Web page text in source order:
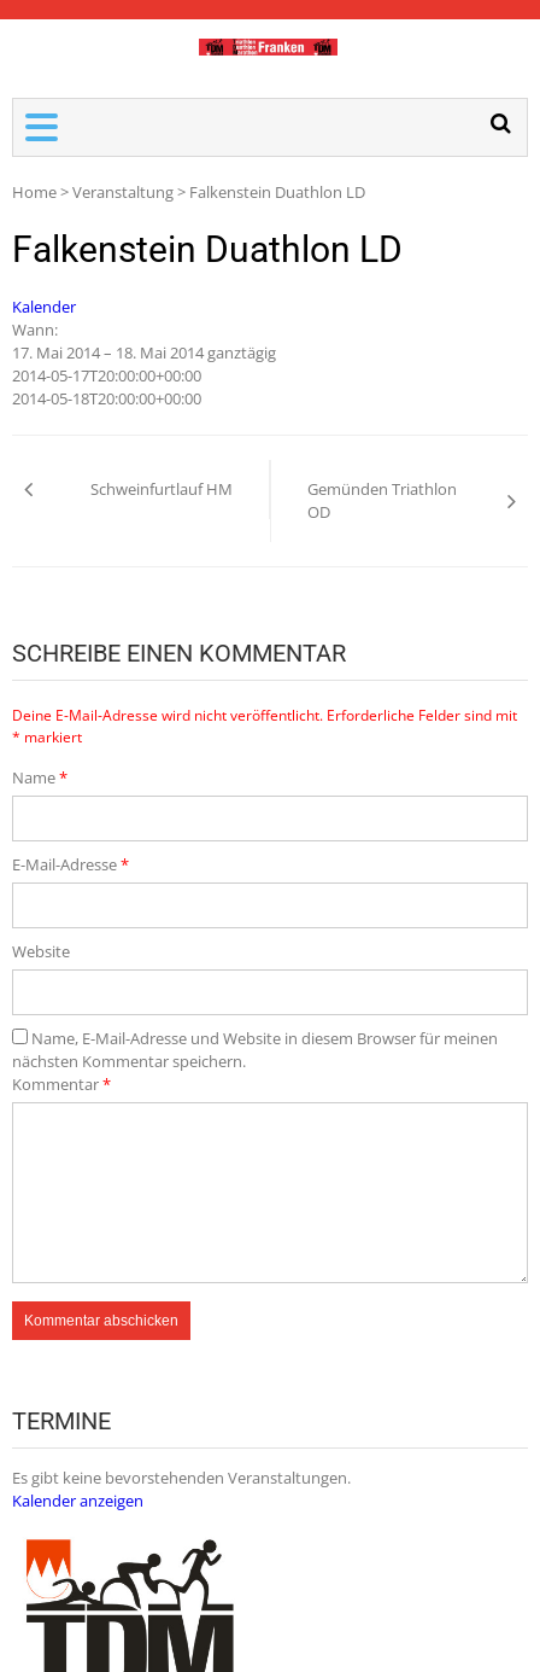
Home>Veranstaltung> Falkenstein Duathlon LD
Falkenstein Duathlon LD
Kalender
Wann:
17. Mai 2014 – 18. Mai 2014ganztägig
2014-05-17T20:00:00+00:00
2014-05-18T20:00:00+00:00
Schweinfurtlauf HM
Gemünden Triathlon
OD
SCHREIBE EINEN KOMMENTAR
Deine E-Mail-Adresse wird nicht veröffentlicht. Erforderliche Felder sind mit
* markiert
Name*
E-Mail-Adresse*
Website
Name, E-Mail-Adresse und Website in diesem Browser für meinen
nächsten Kommentar speichern.
Kommentar*
TERMINE
Es gibt keine bevorstehenden Veranstaltungen.
Kalender anzeigen